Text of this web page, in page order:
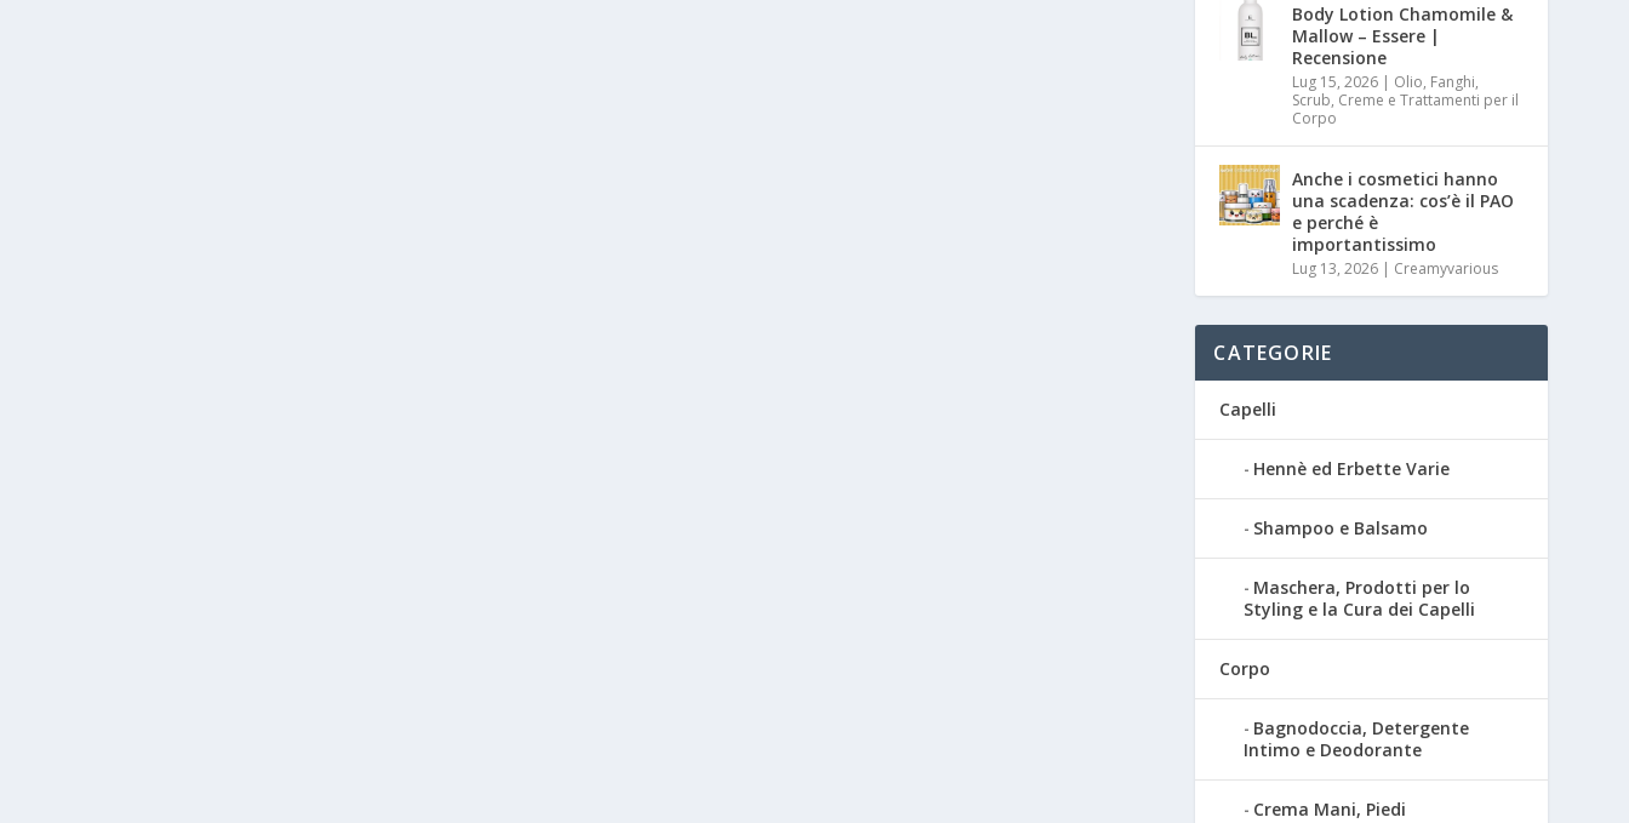
Body Lotion Chamomile &
Mallow – Essere |
Recensione
Lug 15, 2026 | Olio, Fanghi,
Scrub, Creme e Trattamenti per il
Corpo
Anche i cosmetici hanno
una scadenza: cos’è il PAO
e perché è
importantissimo
Lug 13, 2026 | Creamyvarious
CATEGORIE
Capelli
Hennè ed Erbette Varie
Shampoo e Balsamo
Maschera, Prodotti per lo
Styling e la Cura dei Capelli
Corpo
Bagnodoccia, Detergente
Intimo e Deodorante
Crema Mani, Piedi